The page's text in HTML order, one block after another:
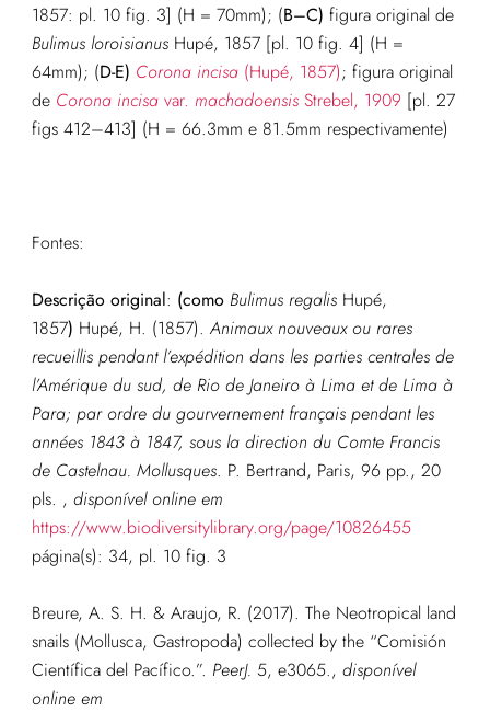
1857: pl. 10 fig. 3] (H = 70mm); (B–C) figura original de
Bulimus loroisianusHupé, 1857 [pl. 10 fig. 4] (H =
64mm); (D-E) Corona incisa(Hupé, 1857); figura original
de Corona incisavar. machadoensisStrebel, 1909[pl. 27
figs 412–413] (H = 66.3mm e 81.5mm respectivamente)
Fontes:
Descrição original: (como Bulimus regalisHupé,
1857) Hupé, H. (1857). Animaux nouveaux ou rares
recueillis pendant l’expédition dans les parties centrales de
l’Amérique du sud, de Rio de Janeiro à Lima et de Lima à
Para; par ordre du gourvernement français pendant les
années 1843 à 1847, sous la direction du Comte Francis
de Castelnau. Mollusques. P. Bertrand, Paris, 96 pp., 20
pls. , disponível online em
https://www.biodiversitylibrary.org/page/10826455
página(s): 34, pl. 10 fig. 3
Breure, A. S. H. & Araujo, R. (2017). The Neotropical land
snails (Mollusca, Gastropoda) collected by the “Comisión
Científica del Pacífico.”. PeerJ. 5, e3065., disponível
online em